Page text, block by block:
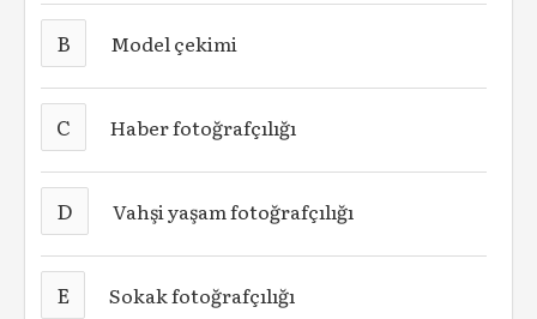
B Model çekimi
C Haber fotoğrafçılığı
D Vahşi yaşam fotoğrafçılığı
E Sokak fotoğrafçılığı